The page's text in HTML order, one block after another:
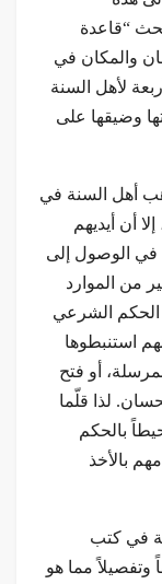
“قاعدة
والمكان في
لأهل السنة
وضيقها على
أهل السنة في
أن أيديهم
في الوصول إلى
من الموارد
الحكم الشرعي
استنبطوها
أو فتح
لذا قلّما
بالحكم
بالأخذ
في كتب
وتفصيلاً مما هو